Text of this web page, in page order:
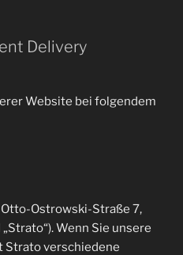
Delivery
Website bei folgendem
Ostrowski-Straße 7,
Wenn Sie unsere
Strato verschiedene